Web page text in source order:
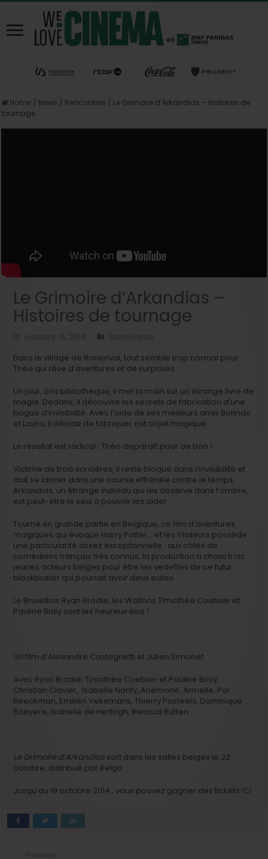
Home / News / Rencontres / Le Grimoire d’Arkandias – Histoires de
tournage
Le Grimoire d’Arkandias –
Histoires de tournage
octobre 15, 2014
Rencontres
Dans le village de Ronenval, tout semble trop normal pour
Théo qui rêve d’aventures et de surprises.
Un jour, à la bibliothèque, il met la main sur un étrange livre de
magie. Dedans, il découvre les secrets de fabrication d’une
bague d’invisibilité. Avec l’aide de ses meilleurs amis Bonnav
et Laura, il décide de fabriquer cet objet magique….
Le résultat est radical : Théo disparaît pour de bon !
Victime de trois sorcières, il reste bloqué dans l’invisibilité et
doit se lancer dans une course effrénée contre le temps.
Arkandias, un étrange individu qui les observe dans l’ombre,
est peut-être le seul à pouvoir les aider.
Tourné en grande partie en Belgique, ce film d’aventures
magiques qui évoque Harry Potter… et les Visiteurs possède
une particularité assez exceptionnelle : aux côtés de
comédiens français très connus, la production a choisi trois
jeunes acteurs belges pour être les vedettes de ce futur
blockbuster qui pourrait avoir deux suites.
Le Bruxellois Ryan Brodie, les Wallons Timothée Coetsier et
Pauline Brisy sont les heureux élus !
Un film d’Alexandre Castagnetti et Julien Simonet
Avec Ryan Brodie, Timothée Coetsier et Pauline Brisy,
Christian Clavier, Isabelle Nanty, Anémone, Armelle, Pol
Beeckman, Emilien Vekemans, Thierry Pasteels, Dominique
Baeyens, Isabelle de Hertogh, Renaud Rutten…
Le Grimoire d’Arkandias sort dans les salles belges le 22
octobre, distribué par Belga
Jusqu’au 19 octobre 2014 , vous pouvez gagner des tickets ICI